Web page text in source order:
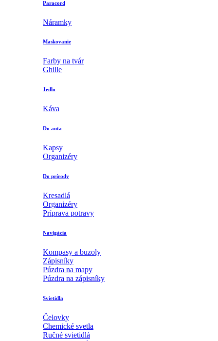
Paracord
Náramky
Maskovanie
Farby na tvár
Ghille
Jedlo
Káva
Do auta
Kapsy
Organizéry
Do prírody
Kresadlá
Organizéry
Príprava potravy
Navigácia
Kompasy a buzoly
Zápisníky
Púzdra na mapy
Púzdra na zápisníky
Svietidla
Čelovky
Chemické svetla
Ručné svietidlá